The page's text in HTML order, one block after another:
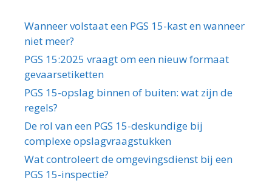
Wanneer volstaat een PGS 15-kast en wanneer
niet meer?
PGS 15:2025 vraagt om een nieuw formaat
gevaarsetiketten
PGS 15-opslag binnen of buiten: wat zijn de
regels?
De rol van een PGS 15-deskundige bij
complexe opslagvraagstukken
Wat controleert de omgevingsdienst bij een
PGS 15-inspectie?